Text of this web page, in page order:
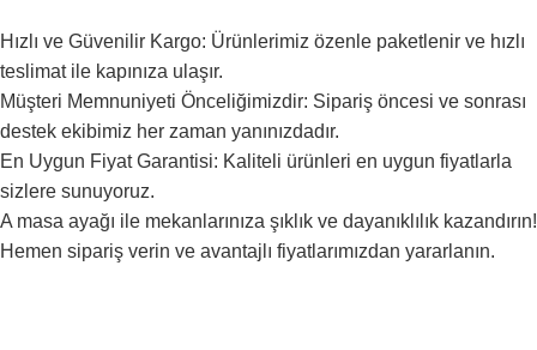
Hızlı ve Güvenilir Kargo: Ürünlerimiz özenle paketlenir ve hızlı
teslimat ile kapınıza ulaşır.
Müşteri Memnuniyeti Önceliğimizdir: Sipariş öncesi ve sonrası
destek ekibimiz her zaman yanınızdadır.
En Uygun Fiyat Garantisi: Kaliteli ürünleri en uygun fiyatlarla
sizlere sunuyoruz.
A masa ayağı ile mekanlarınıza şıklık ve dayanıklılık kazandırın!
Hemen sipariş verin ve avantajlı fiyatlarımızdan yararlanın.